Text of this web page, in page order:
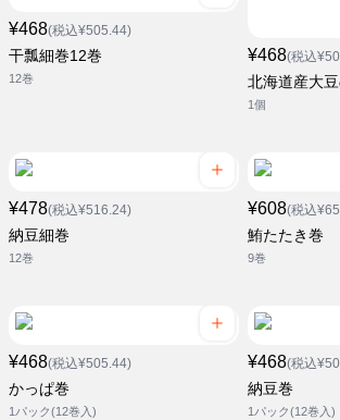
¥468(税込¥505.44)
干瓢細巻12巻
12巻
¥468(税込
北海道産大
1個
¥478(税込¥516.24)
納豆細巻
12巻
¥608(税込
鮪たたき巻
9巻
¥468(税込¥505.44)
かっぱ巻
1パック(12巻入)
¥468(税込
納豆巻
1パック(12巻入)